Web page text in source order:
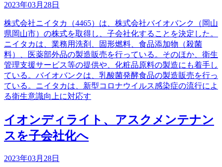
2023年03月28日
株式会社ニイタカ（4465）は、株式会社バイオバンク（岡山
県岡山市）の株式を取得し、子会社化することを決定した。
ニイタカは、業務用洗剤、固形燃料、食品添加物（殺菌
料）、医薬部外品の製造販売を行っている。そのほか、衛生
管理支援サービス等の提供や、化粧品原料の製造にも着手し
ている。バイオバンクは、乳酸菌発酵食品の製造販売を行っ
ている。ニイタカは、新型コロナウイルス感染症の流行によ
る衛生意識向上に対応す
イオンディライト、アスクメンテナン
スを子会社化へ
2023年03月28日